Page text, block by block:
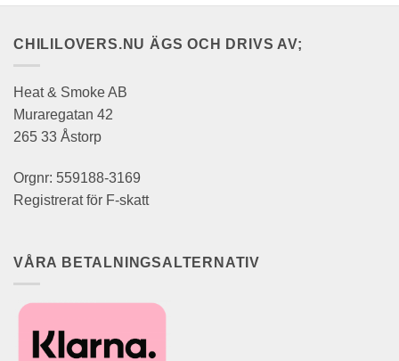
CHILILOVERS.NU ÄGS OCH DRIVS AV;
Heat & Smoke AB
Muraregatan 42
265 33 Åstorp
Orgnr: 559188-3169
Registrerat för F-skatt
VÅRA BETALNINGSALTERNATIV